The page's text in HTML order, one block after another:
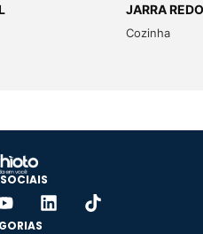
JARRA
Cozinha